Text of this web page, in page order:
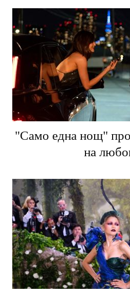
"Само една нощ"
на